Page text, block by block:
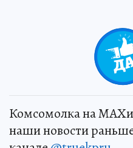
Комсомолка на
наши новости